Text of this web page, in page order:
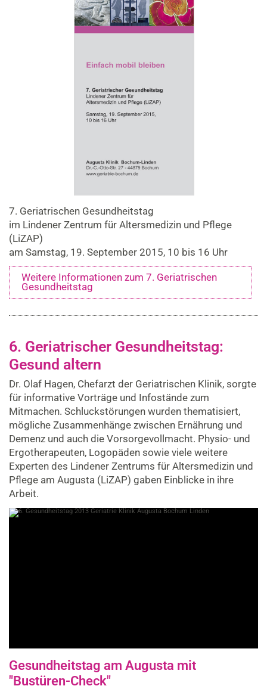
7. Geriatrischen Gesundheitstag
im Lindener Zentrum für Altersmedizin und Pflege
(LiZAP)
am Samstag, 19. September 2015, 10 bis 16 Uhr
Weitere Informationen zum 7. Geriatrischen
Gesundheitstag
6. Geriatrischer Gesundheitstag:
Gesund altern
Dr. Olaf Hagen, Chefarzt der Geriatrischen Klinik, sorgte
für informative Vorträge und Infostände zum
Mitmachen. Schluckstörungen wurden thematisiert,
mögliche Zusammenhänge zwischen Ernährung und
Demenz und auch die Vorsorgevollmacht. Physio- und
Ergotherapeuten, Logopäden sowie viele weitere
Experten des Lindener Zentrums für Altersmedizin und
Pflege am Augusta (LiZAP) gaben Einblicke in ihre
Arbeit.
Gesundheitstag am Augusta mit
"Bustüren-Check"